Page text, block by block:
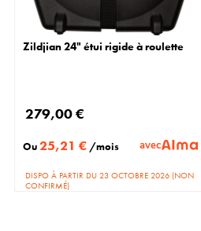
Zildjian 24" étui rigide à roulette
279,00 €
Ou25,21 € /mois avec
DISPO À PARTIR DU 23 OCTOBRE 2026 (NON
CONFIRMÉ)